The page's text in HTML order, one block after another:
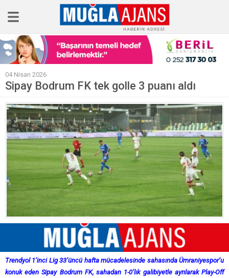
Ana Sayfa
Tüm Haberler
Köşe Yazıları
Sağlık
Magazin
Künye
04 Nisan 2026
Sipay Bodrum FK tek golle 3 puanı aldı
Trendyol 1’inci Lig 33’üncü hafta mücadelesinde sahasında Ümraniyespor’u
konuk eden Sipay Bodrum FK, sahadan 1-0’lık galibiyetle ayrılarak Play-Off